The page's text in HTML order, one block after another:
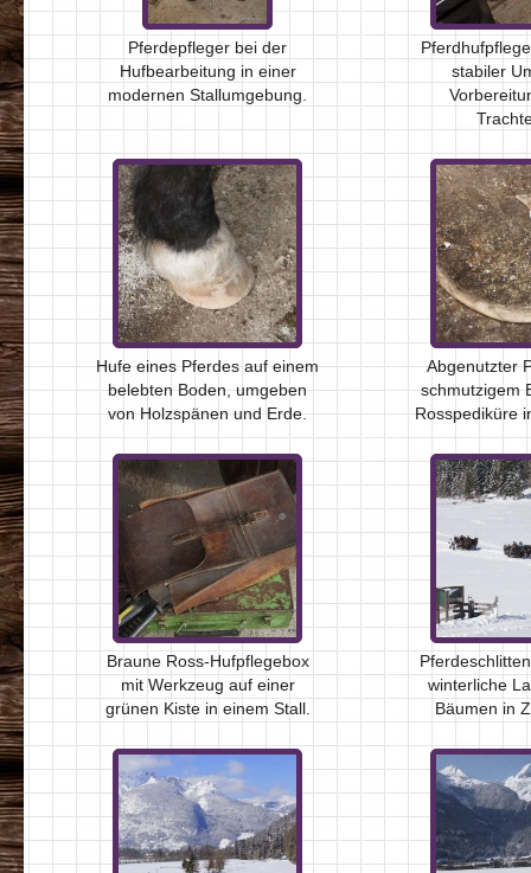
Pferdepfleger bei der
Hufbearbeitung in einer
modernen Stallumgebung.
stabiler
Hufe eines Pferdes auf einem
belebten Boden, umgeben
von Holzspänen und Erde.
Abgenutzter
schmutzigem
Rosspediküre
Braune Ross-Hufpflegebox
mit Werkzeug auf einer
grünen Kiste in einem Stall.
winterliche
Bäumen in